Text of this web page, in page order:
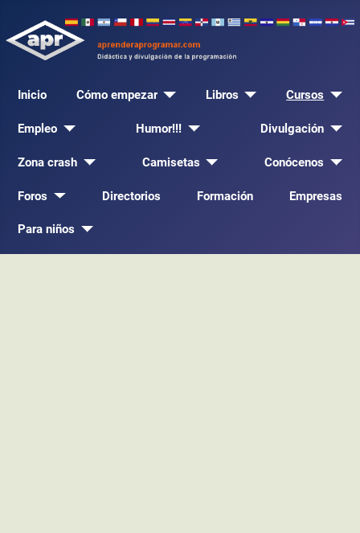
Inicio Cómo empezar Libros Cursos
Empleo Humor!!! Divulgación
Zona crash Camisetas Conócenos
Foros Directorios Formación Empresas
Para niños